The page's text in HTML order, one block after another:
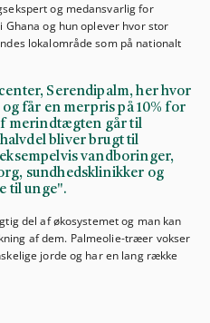
og medansvarlig for
og hun oplever hvor stor
lokalområde som på nationalt
Serendipalm, her hvor
får en merpris på 10% for
merindtægten går til
bliver brugt til
vandboringer,
sundhedsklinikker og
til unge".
del af økosystemet og man kan
af dem. Palmeolie-træer vokser
jorde og har en lang række